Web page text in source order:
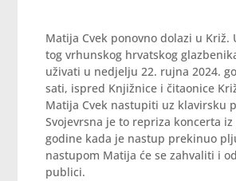
Matija Cvek ponovno dolazi u Križ.
tog vrhunskog hrvatskog
uživati u nedjelju 22. rujna 2024.
sati, ispred Knjižnice i čitaonice
Matija Cvek nastupiti uz klavirsku
Svojevrsna je to repriza koncerta
godine kada je nastup prekinuo
nastupom Matija će se zahvaliti i
publici.